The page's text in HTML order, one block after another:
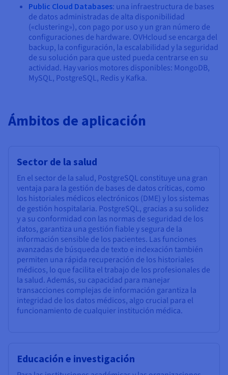
Public Cloud Databases: una infraestructura de bases
de datos administradas de alta disponibilidad
(«clustering»), con pago por uso y un gran número de
configuraciones de hardware. OVHcloud se encarga del
backup, la configuración, la escalabilidad y la seguridad
de su solución para que usted pueda centrarse en su
actividad. Hay varios motores disponibles: MongoDB,
MySQL, PostgreSQL, Redis y Kafka.
Ámbitos de aplicación
Sector de la salud
En el sector de la salud, PostgreSQL constituye una gran
ventaja para la gestión de bases de datos críticas, como
los historiales médicos electrónicos (DME) y los sistemas
de gestión hospitalaria. PostgreSQL, gracias a su solidez
y a su conformidad con las normas de seguridad de los
datos, garantiza una gestión fiable y segura de la
información sensible de los pacientes. Las funciones
avanzadas de búsqueda de texto e indexación también
permiten una rápida recuperación de los historiales
médicos, lo que facilita el trabajo de los profesionales de
la salud. Además, su capacidad para manejar
transacciones complejas de información garantiza la
integridad de los datos médicos, algo crucial para el
funcionamiento de cualquier institución médica.
Educación e investigación